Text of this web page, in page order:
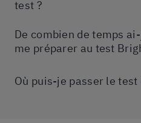
test ?
De combien de temps
me préparer au test
Où puis-je passer le test